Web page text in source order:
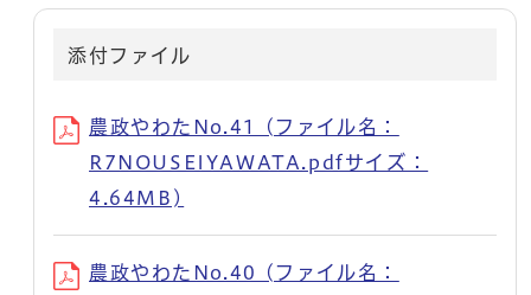
添付ファイル
農政やわたNo.41 (ファイル名：
R7NOUSEIYAWATA.pdfサイズ：
4.64MB)
農政やわたNo.40 (ファイル名：